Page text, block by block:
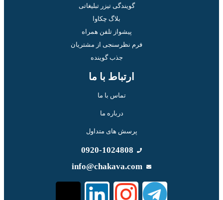
گویندگی تیزر تبلیغاتی
بلاگ چکاوا
پیشواز تلفن همراه
فرم نظرسنجی از مشتریان
جذب گوینده
ارتباط با ما
تماس با ما
درباره ما
پرسش های متداول
0920-1024808
info@chakava.com